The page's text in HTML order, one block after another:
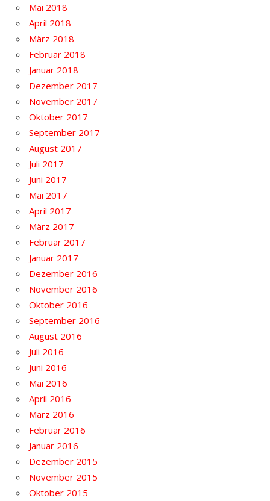
Mai 2018
April 2018
März 2018
Februar 2018
Januar 2018
Dezember 2017
November 2017
Oktober 2017
September 2017
August 2017
Juli 2017
Juni 2017
Mai 2017
April 2017
März 2017
Februar 2017
Januar 2017
Dezember 2016
November 2016
Oktober 2016
September 2016
August 2016
Juli 2016
Juni 2016
Mai 2016
April 2016
März 2016
Februar 2016
Januar 2016
Dezember 2015
November 2015
Oktober 2015